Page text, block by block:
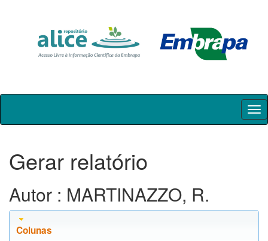
Skip
Gerar relatório
Autor : MARTINAZZO, R.
Colunas